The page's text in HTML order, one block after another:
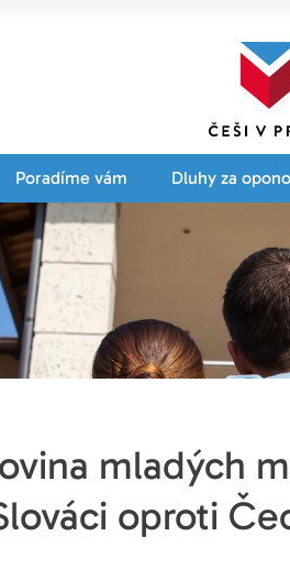
Poradíme vám Dluhy za
mladých
oproti